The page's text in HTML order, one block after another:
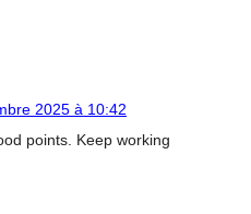
2025 à 10:42
points. Keep working